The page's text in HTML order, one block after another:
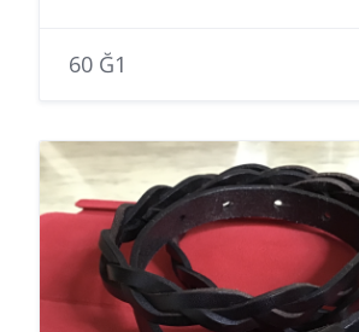
60 Ğ1